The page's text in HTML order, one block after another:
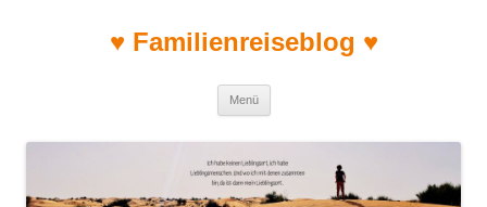
♥ Familienreiseblog ♥
Menü